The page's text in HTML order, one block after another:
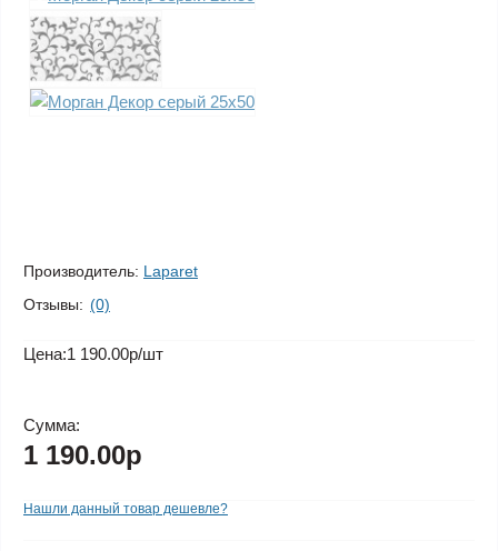
Производитель: Laparet
Отзывы: (0)
Цена:1 190.00р/шт
Сумма:
1 190.00р
Нашли данный товар дешевле?